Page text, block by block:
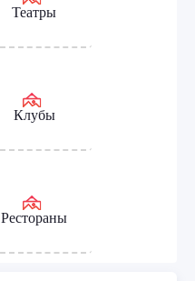
Театры
Клубы
Рестораны